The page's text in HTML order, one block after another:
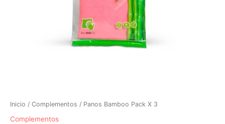
Inicio / Complementos / Panos Bamboo Pack X 3
Complementos